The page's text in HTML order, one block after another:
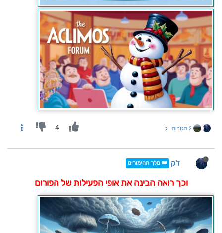
2 תגובות 4
ז'ק 👑 מלך ההימורים
וכך רואה הבינה את אופי הפעילות של הפורום